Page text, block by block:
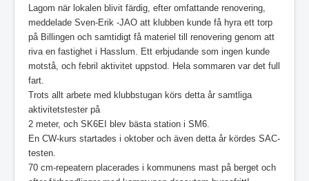
Lagom när lokalen blivit färdig, efter omfattande renovering,
meddelade Sven-Erik -JAO att klubben kunde få hyra ett torp
på Billingen och samtidigt få materiel till renovering genom att
riva en fastighet i Hasslum. Ett erbjudande som ingen kunde
motstå, och febril aktivitet uppstod. Hela sommaren var det full
fart.
Trots allt arbete med klubbstugan körs detta år samtliga
aktivitetstester på
2 meter, och SK6EI blev bästa station i SM6.
En CW-kurs startades i oktober och även detta år kördes SAC-
testen.
70 cm-repeatern placerades i kommunens mast på berget och